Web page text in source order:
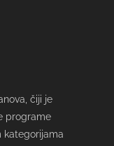
čiji je
programe
kategorijama